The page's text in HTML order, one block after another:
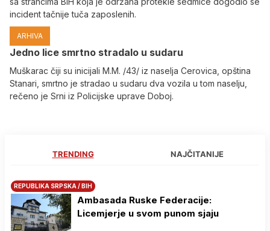
incident tačnije tuča zaposlenih.
ARHIVA
Јedno lice smrtno stradalo u sudaru
Muškarac čiji su inicijali M.M. /43/ iz naselja Cerovica, opština
Stanari, smrtno je stradao u sudaru dva vozila u tom naselju,
rečeno je Srni iz Policijske uprave Doboj.
TRENDING NAJČITANIJE
REPUBLIKA SRPSKA / BIH
Ambasada Ruske Federacije:
Licemjerje u svom punom sjaju